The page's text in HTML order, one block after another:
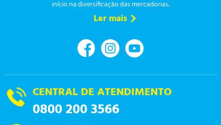
início na diversificação das mercadorias.
Ler mais
CENTRAL DE ATENDIMENTO
0800 200 3566